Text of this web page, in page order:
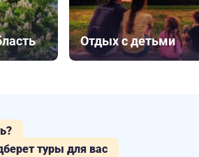
Отдых с детьми
туры для вас